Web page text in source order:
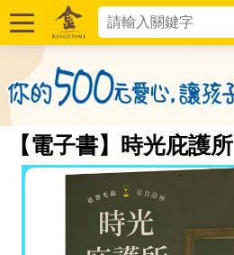
【電子書】時光庇護所